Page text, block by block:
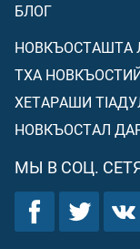
БЛОГ
НОВКЪОСТАШТА
ТХА
ХЕТАРАШИ
НОВКЪОСТАЛ
МЫ В СОЦ.